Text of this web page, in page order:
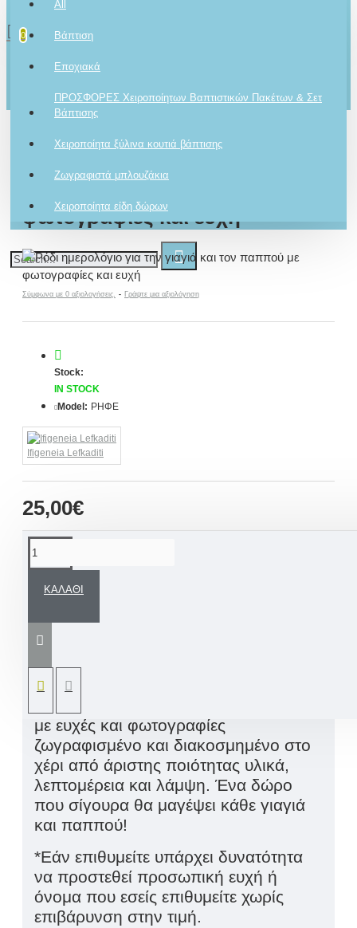
All
Βάπτιση
Εποχιακά
ΠΡΟΣΦΟΡΕΣ Χειροποίητων Βαπτιστικών Πακέτων & Σετ
Βάπτισης
Χειροποίητα ξύλινα κουτιά βάπτισης
Ζωγραφιστά μπλουζάκια
Χειροποίητα είδη δώρων
0 προϊόν(τα) - 0,00€
0
Το καλάθι αγορών είναι άδειο!
Ρόδι ημερολόγιο για την γιαγιά
και τον παππού με
φωτογραφίες και ευχή
Σύμφωνα με 0 αξιολογήσεις. - Γράψτε μια αξιολόγηση
25,00€
Stock:
IN STOCK
Model: ΡΗΦΕ
Ifigeneia Lefkaditi
ΚΑΛΆΘΙ
Ευχηθείτε ότι καλύτερο στα
αγαπημένα σας πρόσωπα για την Νέα
Χρονιά. Προσωποποιημένο
με ευχές και φωτογραφίες
ζωγραφισμένο και διακοσμημένο στο
χέρι από άριστης ποιότητας υλικά,
λεπτομέρεια και λάμψη. Ένα δώρο
που σίγουρα θα μαγέψει κάθε γιαγιά
και παππού!
*Εάν επιθυμείτε υπάρχει δυνατότητα
να προστεθεί προσωπική ευχή ή
όνομα που εσείς επιθυμείτε χωρίς
επιβάρυνση στην τιμή.